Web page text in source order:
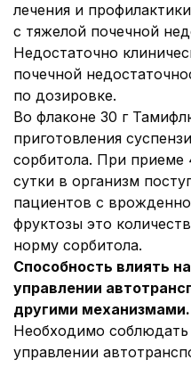
лечения и
с тяжелой почечной
Недостаточно
почечной
по дозировке.
Во флаконе 30 г
приготовления
сорбитола. При
сутки в организм
пациентов с
фруктозы это
норму сорбитола.
Способность влиять
управлении
другими механизмами.
Необходимо
управлении